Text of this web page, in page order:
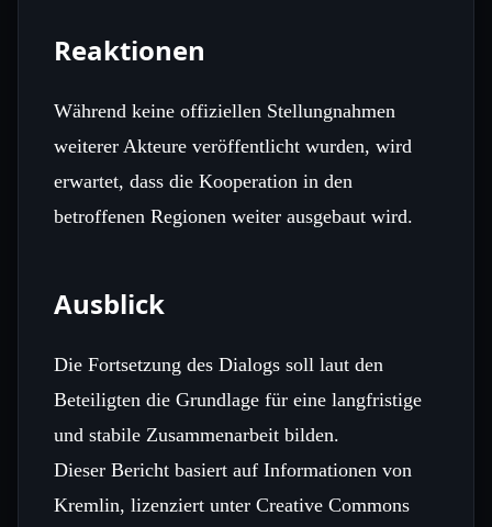
Reaktionen
Während keine offiziellen Stellungnahmen
weiterer Akteure veröffentlicht wurden, wird
erwartet, dass die Kooperation in den
betroffenen Regionen weiter ausgebaut wird.
Ausblick
Die Fortsetzung des Dialogs soll laut den
Beteiligten die Grundlage für eine langfristige
und stabile Zusammenarbeit bilden.
Dieser Bericht basiert auf Informationen von
Kremlin, lizenziert unter Creative Commons